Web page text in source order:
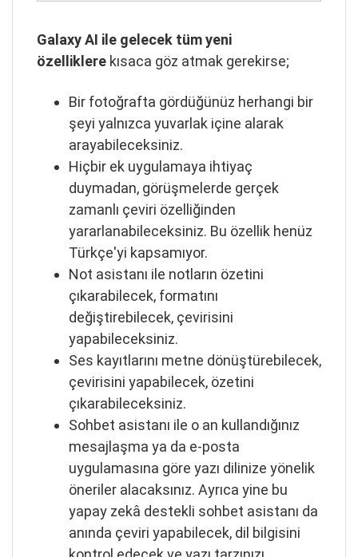
Galaxy AI ile gelecek tüm yeni
özelliklere kısaca göz atmak gerekirse;
Bir fotoğrafta gördüğünüz herhangi bir
şeyi yalnızca yuvarlak içine alarak
arayabileceksiniz.
Hiçbir ek uygulamaya ihtiyaç
duymadan, görüşmelerde gerçek
zamanlı çeviri özelliğinden
yararlanabileceksiniz. Bu özellik henüz
Türkçe'yi kapsamıyor.
Not asistanı ile notların özetini
çıkarabilecek, formatını
değiştirebilecek, çevirisini
yapabileceksiniz.
Ses kayıtlarını metne dönüştürebilecek,
çevirisini yapabilecek, özetini
çıkarabileceksiniz.
Sohbet asistanı ile o an kullandığınız
mesajlaşma ya da e-posta
uygulamasına göre yazı dilinize yönelik
öneriler alacaksınız. Ayrıca yine bu
yapay zekâ destekli sohbet asistanı da
anında çeviri yapabilecek, dil bilgisini